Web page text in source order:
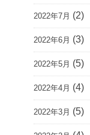
2022年7月 (2)
2022年6月 (3)
2022年5月 (5)
2022年4月 (4)
2022年3月 (5)